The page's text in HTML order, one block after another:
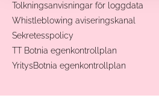
Tolkningsanvisningar för loggdata
Whistleblowing aviseringskanal
Sekretesspolicy
TT Botnia egenkontrollplan
YritysBotnia egenkontrollplan